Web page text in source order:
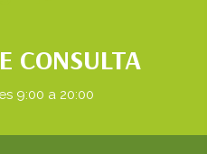
CONSULTA
9:00 a 20:00